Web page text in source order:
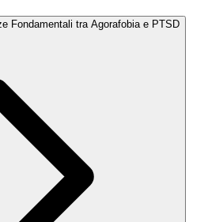
Fondamentali tra Agorafobia e PTSD